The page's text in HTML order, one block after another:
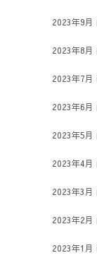
2023年9月
2023年8月
2023年7月
2023年6月
2023年5月
2023年4月
2023年3月
2023年2月
2023年1月